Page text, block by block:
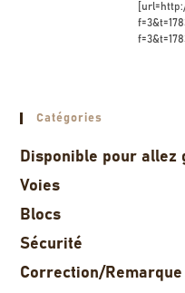
Catégories
Disponible pour allez
Voies
Blocs
Sécurité
Correction/Remarque